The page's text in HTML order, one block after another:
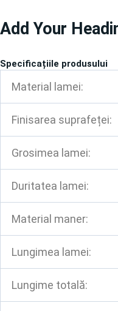
la
Add Your
Specificațiile produsului
Material lamei:
Finisarea suprafeței:
Grosimea lamei:
Duritatea lamei:
Material maner:
Lungimea lamei:
Lungime totală: